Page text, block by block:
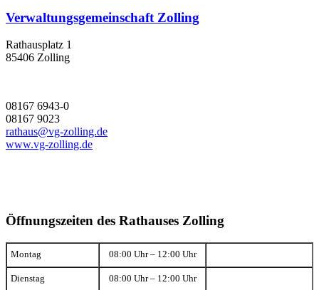
Verwaltungsgemeinschaft Zolling
Rathausplatz 1
85406 Zolling
08167 6943-0
08167 9023
rathaus@vg-zolling.de
www.vg-zolling.de
Öffnungszeiten des Rathauses Zolling
Montag 08:00 Uhr – 12:00 Uhr
Dienstag 08:00 Uhr – 12:00 Uhr